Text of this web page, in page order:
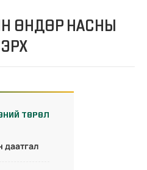
ӨНДӨР НАСНЫ
ТӨРӨЛ
даатгал